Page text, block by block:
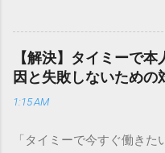
いう特徴があります。地
ロールしているため、現場
やすいのがメリットです。
サービスで解決できるかを
るのが最も効率的です。現
「手拍子のリズムに自信
ずです。この記事では、ビ
で、どのような場面でも堂
締め」の作法を、基礎知識
解説します。 一本締めとは
に手を叩いて終わらせる作
て刻み込む伝統的な儀礼
【解決】タイミーで
因と失敗しないための
1:15 AM
「タイミーで今すぐ働き